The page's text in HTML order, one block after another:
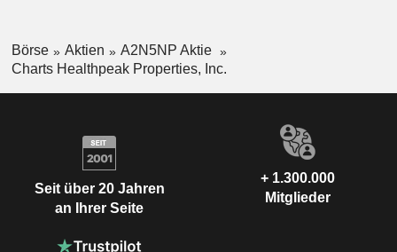
Börse Aktien
A2N5NP Aktie
Charts Healthpeak Properties, Inc.
Seit über 20 Jahren
an Ihrer Seite
+ 1.300.000
Mitglieder